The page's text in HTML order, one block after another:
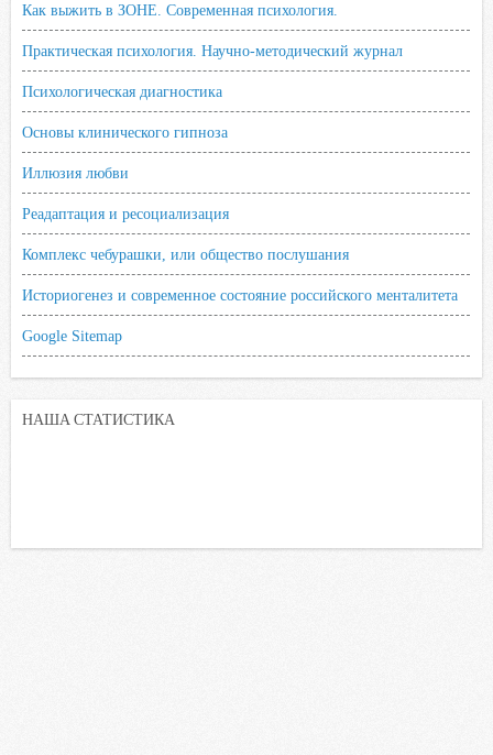
Как выжить в ЗОНЕ. Современная психология.
Практическая психология. Научно-методический журнал
Психологическая диагностика
Основы клинического гипноза
Иллюзия любви
Реадаптация и ресоциализация
Комплекс чебурашки, или общество послушания
Историогенез и современное состояние российского менталитета
Google Sitemap
НАША СТАТИСТИКА